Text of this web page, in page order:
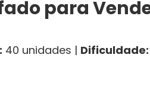
para
40 unidades | Dificuldade: